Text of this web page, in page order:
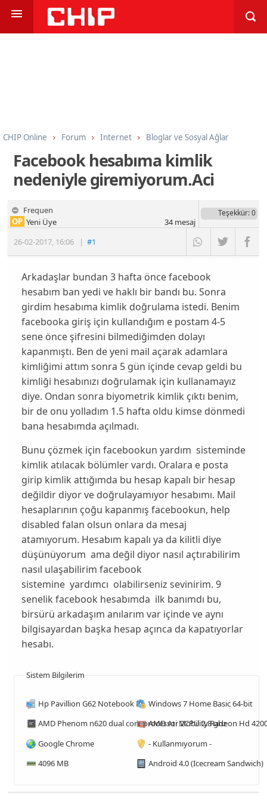
CHIP Online Forum Internet Bloglar ve Sosyal Ağlar
Facebook hesabıma kimlik
nedeniyle giremiyorum.Aci
Frequen
26-02-2017, 16:06 |#1
OP Yeni Üye
Teşekkür: 0
34mesaj
Arkadaşlar bundan 3 hafta önce facebook
hesabım ban yedi ve haklı bir bandı bu. Sonra
girdim hesabıma kimlik doğrulama istedi. Benim
facebooka giriş için kullandığım e postam 4-5
sene önce şifresini bilmediğimden dolayı
kapanmıştı. Ben de yeni mail açarak adamlara
kimliğimi attım sonra 5 gün içinde cevap geldi bu
kimliği hesabınızı doğrulamak için kullanamayız
diye. Ondan sonra biyometrik kimlik çıktı benim,
bir de onu yolladım 1.5 hafta oldu kimse dönmedi
bana hesabımda açılmadı.
Bunu çözmek için facebookun yardım sisteminde
kimlik atılacak bölümler vardı. Oralara e posta
girip kimlik attığımda bu hesap kapalı bir hesap
değildir diyor ve doğrulayamıyor hesabımı. Mail
hesaplarının çoğu kapanmış facebookun, help
disabled falan olsun onlara da mesaj
atamıyorum. Hesabım kapalı ya da kilitli diye
düşünüyorum ama değil diyor nasıl açtırabilirim
nasıl ulaşabilirim facebook
sistemine yardımcı olabilirseniz sevinirim. 9
senelik facebook hesabımda ilk banımdı bu,
birsürü arkadaşım anılarım var içinde ve aynı
bilgisayardan başka hesap açınca da kapatıyorlar
hesabı.
Sistem Bilgilerim
Hp Pavillion G62 Notebook Pc Windows 7 Home Basic 64-bit
AMD Phenom n620 dual core processor 2CPU 2.8 ghz
AMD Ati Mobility Radeon Hd
Google Chrome
- Kullanmıyorum -
4096 MB
Android 4.0 (Icecream Sandwich)